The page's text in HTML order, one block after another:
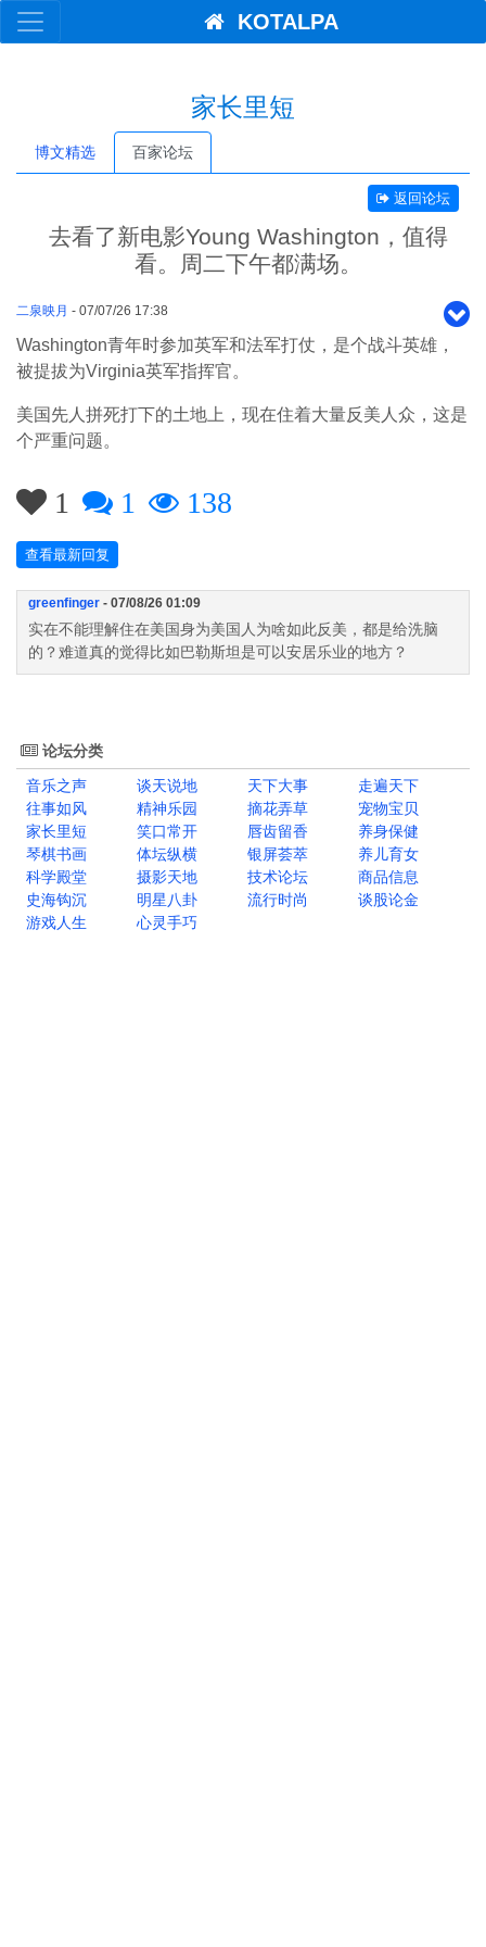
KOTALPA
家长里短
博文精选 百家论坛
返回论坛
去看了新电影Young Washington，值得
看。周二下午都满场。
二泉映月 - 07/07/26 17:38
Washington青年时参加英军和法军打仗，是个战斗英雄，
被提拔为Virginia英军指挥官。
美国先人拼死打下的土地上，现在住着大量反美人众，这是
个严重问题。
1 1 138
查看最新回复
greenfinger - 07/08/26 01:09
实在不能理解住在美国身为美国人为啥如此反美，都是给洗脑
的？难道真的觉得比如巴勒斯坦是可以安居乐业的地方？
论坛分类
音乐之声
谈天说地 天下大事
走遍天下
往事如风
精神乐园 摘花弄草
宠物宝贝
家长里短
笑口常开 唇齿留香
养身保健
琴棋书画
体坛纵横 银屏荟萃
养儿育女
科学殿堂
摄影天地 技术论坛
商品信息
史海钩沉
明星八卦 流行时尚
谈股论金
游戏人生
心灵手巧